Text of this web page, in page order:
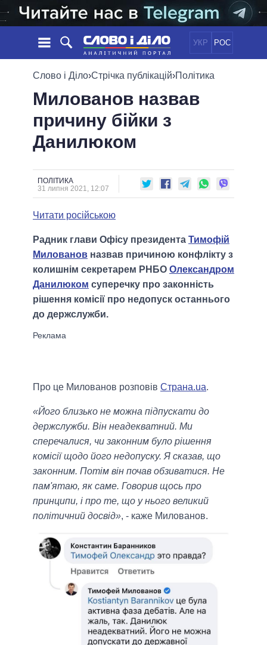
УКР РОС
НОВИНИ
СТРІЧКА
ПОДІЇ
СТАТТІ
ДУМКИ
ОГЛЯДИ
ДАЙДЖЕСТИ
ПОЛІТИКА
ЕКОНОМІКА
ОБIЦЯНКИ
ПОЛIТИКИ
УСІ ПОЛІТИКИ
ПРЕЗИДЕНТ І ОФІС
ВЕРХОВНА РАДА
МЕРИ МІСТ
ВСІ ПЕРСОНИ
ВІДЕО
Слово і Діло›Стрічка публікацій›Політика
Милованов назвав
причину бійки з
Данилюком
ПОЛІТИКА
31 липня 2021, 12:07
Читати російською
Радник глави Офісу президента Тимофій
Милованов назвав причиною конфлікту з
колишнім секретарем РНБО Олександром
Данилюком суперечку про законність
рішення комісії про недопуск останнього
до держслужби.
Про це Милованов розповів Страна.ua.
«Його близько не можна підпускати до
держслужби. Він неадекватний. Ми
сперечалися, чи законним було рішення
комісії щодо його недопуску. Я сказав, що
законним. Потім він почав обзиватися. Не
пам'ятаю, як саме. Говорив щось про
принципи, і про те, що у нього великий
політичний досвід», - каже Милованов.